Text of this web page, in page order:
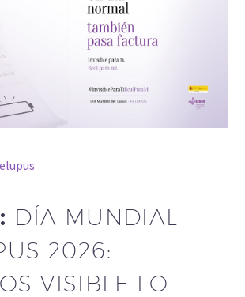
DÍA MUNDIAL
2026:
VISIBLE LO